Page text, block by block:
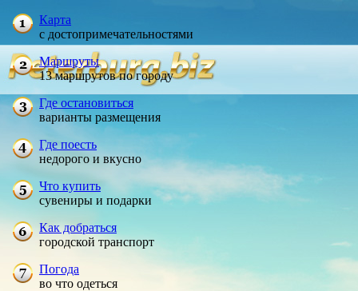
Карта
с достопримечательностями
Маршруты
13 маршрутов по городу
Где остановиться
варианты размещения
Где поесть
недорого и вкусно
Что купить
сувениры и подарки
Как добраться
городской транспорт
Погода
во что одеться